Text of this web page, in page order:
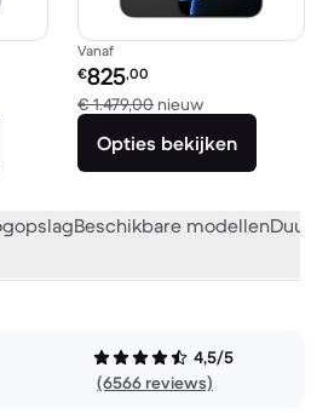
met € 869,00 nieuw
Vanaf
Refurbished prijs:
€825,00
€ 1.479,00 nieuwVergeleken met
Opties bekijken
Beschikbare modellen
4,5/5
(6566 reviews)